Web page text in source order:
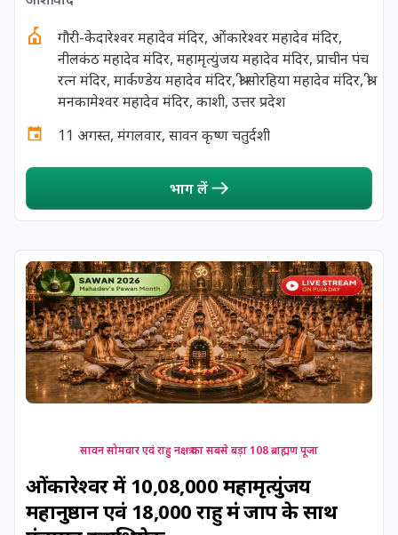
13 August, 2026 Surya Grahan
14 August, 2026 Chandra Darshan
15 August, 2026
16 August, 2026 Vinayaka Chaturthi
17 August, 2026 Malayalam New Year
17 August, 2026 Nag Pancham *Gujarati
17 August, 2026 Shravan Somwar Vrat
17 August, 2026 Simha Sankranti
गौरी-केदारेश्वर महादेव मंदिर, ओंकारेश्वर महादेव मंदिर,
नीलकंठ महादेव मंदिर, महामृत्युंजय महादेव मंदिर, प्राचीन पंच
रत्न मंदिर, मार्कण्डेय महादेव मंदिर, श्री सोरहिया महादेव मंदिर, श्री
मनकामेश्वर महादेव मंदिर, काशी, उत्तर प्रदेश
11 अगस्त, मंगलवार, सावन कृष्ण चतुर्दशी
भाग लें
सावन सोमवार एवं राहु नक्षत्र का सबसे बड़ा 108 ब्राह्मण पूजा
ओंकारेश्वर में 10,08,000 महामृत्युंजय
महानुष्ठान एवं 18,000 राहु मंत्र जाप के साथ